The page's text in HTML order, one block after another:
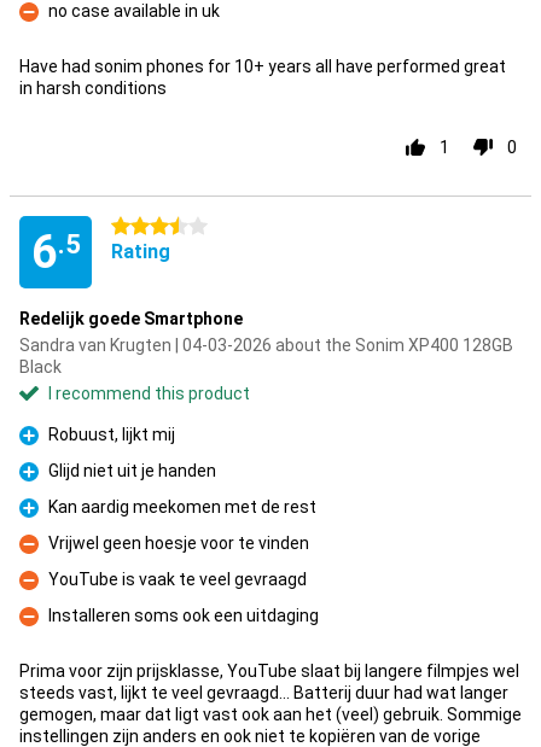
Con
no case available in uk
Have had sonim phones for 10+ years all have performed great
in harsh conditions
1 0
6.5
3.5 stars
Rating
Redelijk goede Smartphone
Sandra van Krugten | 04-03-2026 about the Sonim XP400 128GB
Black
I recommend this product
Pro
Robuust, lijkt mij
Pro
Glijd niet uit je handen
Pro
Kan aardig meekomen met de rest
Con
Vrijwel geen hoesje voor te vinden
Con
YouTube is vaak te veel gevraagd
Con
Installeren soms ook een uitdaging
Prima voor zijn prijsklasse, YouTube slaat bij langere filmpjes wel
steeds vast, lijkt te veel gevraagd... Batterij duur had wat langer
gemogen, maar dat ligt vast ook aan het (veel) gebruik. Sommige
instellingen zijn anders en ook niet te kopiëren van de vorige